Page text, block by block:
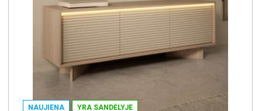
NAUJIENA YRA SANDĖLYJE